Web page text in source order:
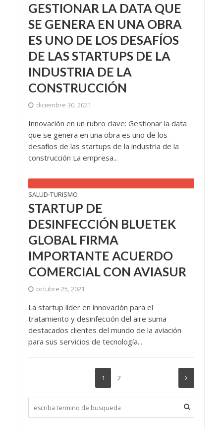
GESTIONAR LA DATA QUE
SE GENERA EN UNA OBRA
ES UNO DE LOS DESAFÍOS
DE LAS STARTUPS DE LA
INDUSTRIA DE LA
CONSTRUCCIÓN
diciembre 30, 2021
Innovación en un rubro clave: Gestionar la data
que se genera en una obra es uno de los
desafíos de las startups de la industria de la
construcción La empresa...
SALUD•TURISMO
STARTUP DE
DESINFECCIÓN BLUETEK
GLOBAL FIRMA
IMPORTANTE ACUERDO
COMERCIAL CON AVIASUR
octubre 25, 2021
La startup líder en innovación para el
tratamiento y desinfección del aire suma
destacados clientes del mundo de la aviación
para sus servicios de tecnología...
1 2